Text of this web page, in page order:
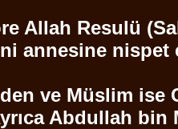
Allah Resulü (
annesine
ve Müslim ise
Abdullah bin